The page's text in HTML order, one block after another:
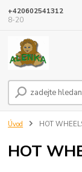
+420602541312
8-20
Úvod HOT
HOT